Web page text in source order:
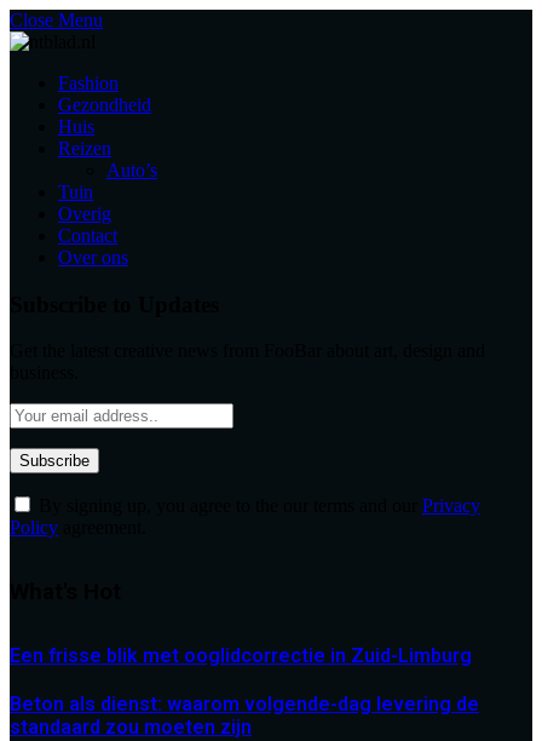
Close Menu
Fashion
Gezondheid
Huis
Reizen
Auto’s
Tuin
Overig
Contact
Over ons
Privacy
Policy
Een frisse blik met ooglidcorrectie in Zuid-Limburg
Beton als dienst: waarom volgende-dag levering de
standaard zou moeten zijn